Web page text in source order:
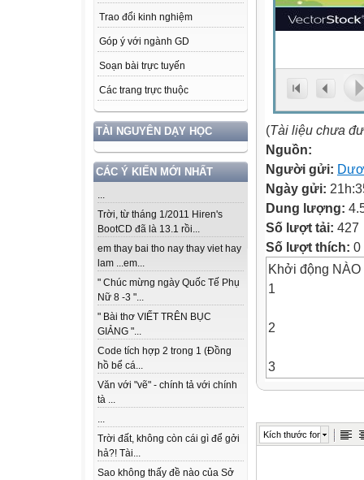
Trao đổi kinh nghiệm
Góp ý với ngành GD
Soạn bài trực tuyến
Các trang trực thuộc
TÀI NGUYÊN DẠY HỌC
CÁC Ý KIẾN MỚI NHẤT
...
Trời, từ tháng 1/2011 Hiren's
BootCD đã là 13.1 rồi...
em thay bai tho nay thay viet hay
lam ...em...
" Chúc mừng ngày Quốc Tế Phụ
Nữ 8 -3 "...
" Bài thơ VIẾT TRÊN BỤC
GIẢNG "...
Code tích hợp 2 trong 1 (Đồng
hồ bể cá...
Văn với "vẽ" - chính tả với chính
tà ...
...
Trời đất, không còn cái gì để gởi
hả?! Tài...
Sao không thấy đề nào của Sở
(Tài liệu chưa
Nguồn:
Người gửi:
Ngày gửi:
Dung lượng:
Số lượt tải: 427
Số lượt thích: 0
Khởi động
1
2
3
5
Kích thước font